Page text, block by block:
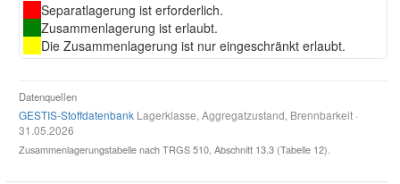
Separatlagerung ist erforderlich.
Zusammenlagerung ist erlaubt.
Die Zusammenlagerung ist nur eingeschränkt erlaubt.
Datenquellen
GESTIS-Stoffdatenbank Lagerklasse, Aggregatzustand, Brennbarkeit ·
31.05.2026
Zusammenlagerungstabelle nach TRGS 510, Abschnitt 13.3 (Tabelle 12).